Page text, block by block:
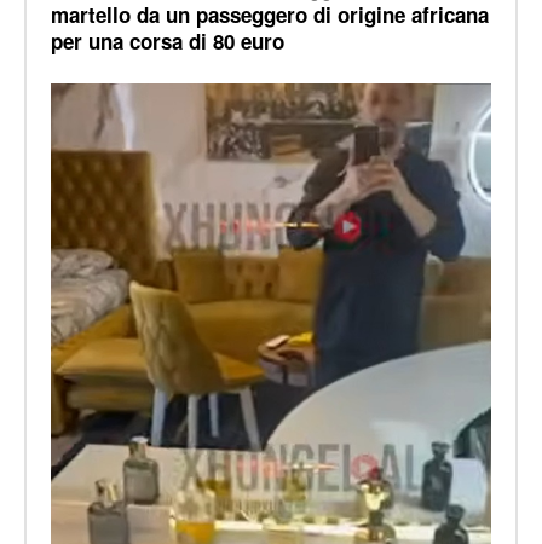
martello da un passeggero di origine africana
per una corsa di 80 euro